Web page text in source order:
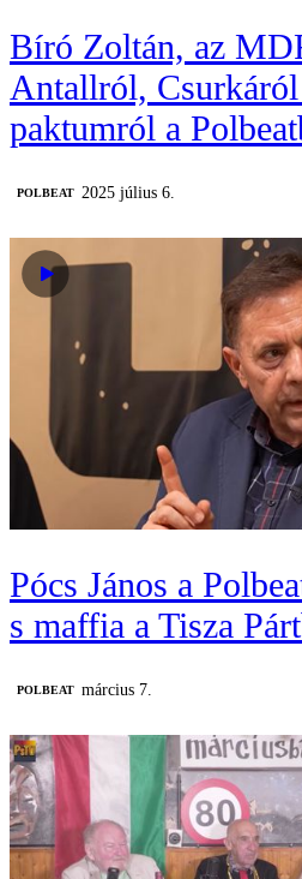
Bíró Zoltán, az
Antallról,
paktumról a
‎POLBEAT 2025 július 6.
Pócs János a
s maffia a Tisza
‎POLBEAT március 7.